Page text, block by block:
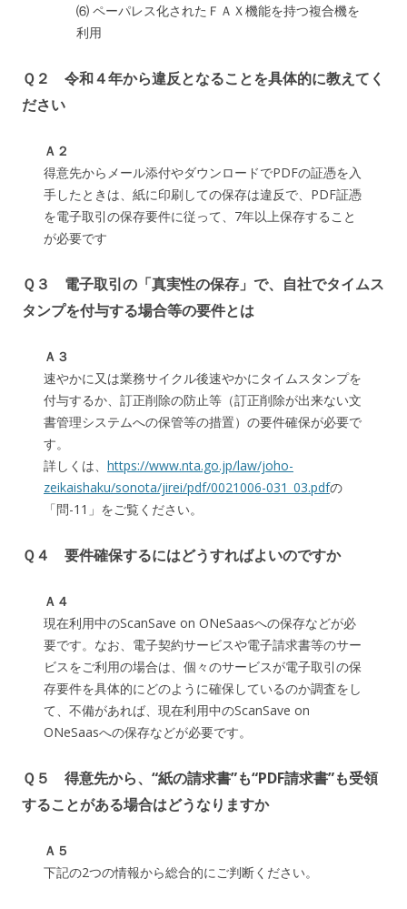
⑹ ペーパレス化されたＦＡＸ機能を持つ複合機を
利用
Ｑ２ 令和４年から違反となることを具体的に教えてく
ださい
Ａ２
得意先からメール添付やダウンロードでPDFの証憑を入
手したときは、紙に印刷しての保存は違反で、PDF証憑
を電子取引の保存要件に従って、7年以上保存すること
が必要です
Ｑ３ 電子取引の「真実性の保存」で、自社でタイムス
タンプを付与する場合等の要件とは
Ａ３
速やかに又は業務サイクル後速やかにタイムスタンプを
付与するか、訂正削除の防止等（訂正削除が出来ない文
書管理システムへの保管等の措置）の要件確保が必要で
す。
詳しくは、 https://www.nta.go.jp/law/joho-
zeikaishaku/sonota/jirei/pdf/0021006-031_03.pdfの
「問-11」をご覧ください。
Ｑ４ 要件確保するにはどうすればよいのですか
Ａ４
現在利用中のScanSave on ONeSaasへの保存などが必
要です。なお、電子契約サービスや電子請求書等のサー
ビスをご利用の場合は、個々のサービスが電子取引の保
存要件を具体的にどのように確保しているのか調査をし
て、不備があれば、現在利用中のScanSave on
ONeSaasへの保存などが必要です。
Ｑ５ 得意先から、“紙の請求書”も“PDF請求書”も受領
することがある場合はどうなりますか
Ａ５
下記の2つの情報から総合的にご判断ください。